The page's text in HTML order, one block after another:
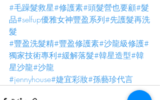
#毛躁髮救星#修護素#頭髮營也要顧#髮
品#selfup優雅女神豐盈系列#先護髮再洗
髮
#豐盈洗髮精#豐盈修護素#沙龍級修護#
獨家技術專利#緩解落髮#韓星造型#韓
星沙龍#沙龍
#jennyhouse#婕宜彩妝#孫藝珍代言